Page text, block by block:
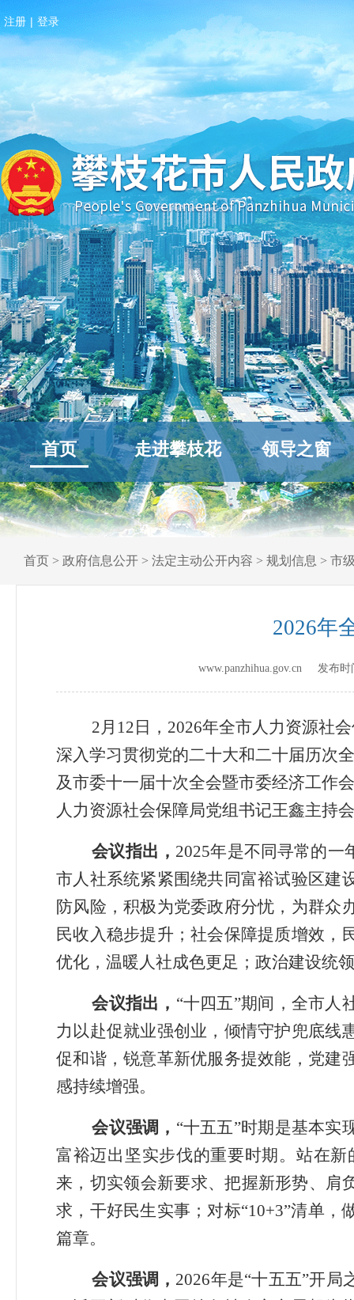
注册 | 登录
首页 走进攀枝花 领导之窗
首页 > 政府信息公开 > 法定主动公开内容 > 规划信息 > 市
2026年
www.panzhihua.gov.cn 发布时
2月 12 日， 2026年全市人力资源社
深入学习贯彻党的二十大和二十届历次
及市委十一届十次全会暨市委经济工作
人力资源社会保障局党组书记王鑫主持
会议指出， 2025年是不同寻常的一
市人社系统紧紧围绕共同富裕试验区建
防风险，积极为党委政府分忧，为群众
民收入稳步提升； 社会保障提质增效，
优化，温暖人社成色更足 ； 政治建设统
会议指出， “十四五”期间，全市人
力以赴促就业强创业，倾情守护兜底线
促和谐，锐意革新优服务提效能， 党建
感持续增强。
会议强调 ， “十五五”时期是基本实
富裕迈出坚实步伐的重要时期。站在
来，切实领会新要求、把握新形势、肩
求，干好民生实事 ；对标“10+3”清单，
篇章。
会议强调， 2026年是“十五五”开局